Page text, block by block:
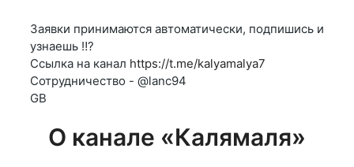
Заявки принимаются автоматически, подпишись и
узнаешь ‼️?
Ссылка на канал https://t.me/kalyamalya7
Сотрудничество - @lanc94
GB
О канале «Калямаля»